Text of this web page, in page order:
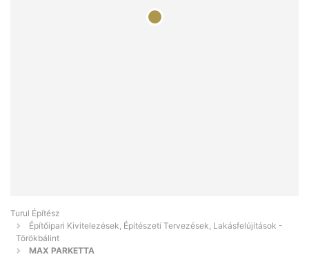
Turul Építész
Építőipari Kivitelezések, Építészeti Tervezések, Lakásfelújítások -
Törökbálint
MAX PARKETTA